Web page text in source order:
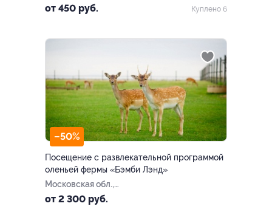
от 450 руб.
Куплено 6
–50%
Посещение с развлекательной программой
оленьей фермы «Бэмби Лэнд»
Московская обл.,
Волоколамский р-н, СНТ
от 2 300 руб.